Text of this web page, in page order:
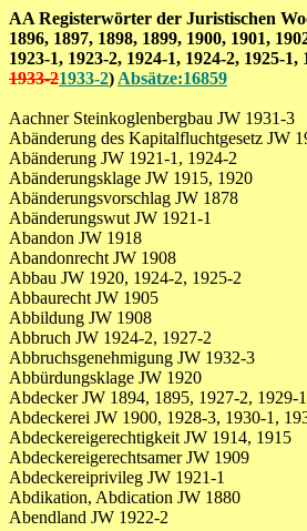
AA Registerwörter der Juristischen
1896, 1897, 1898, 1899, 1900, 1901,
1923-1, 1923-2, 1924-1, 1924-2, 1925-
1933-21933-2) Absätze:16859
Aachner Steinkoglenbergbau JW 1931-3
Abänderung des Kapitalfluchtgesetz JW
Abänderung JW 1921-1, 1924-2
Abänderungsklage JW 1915, 1920
Abänderungsvorschlag JW 1878
Abänderungswut JW 1921-1
Abandon JW 1918
Abandonrecht JW 1908
Abbau JW 1920, 1924-2, 1925-2
Abbaurecht JW 1905
Abbildung JW 1908
Abbruch JW 1924-2, 1927-2
Abbruchsgenehmigung JW 1932-3
Abbürdungsklage JW 1920
Abdecker JW 1894, 1895, 1927-2, 1929-1
Abdeckerei JW 1900, 1928-3, 1930-1,
Abdeckereigerechtigkeit JW 1914, 1915
Abdeckereigerechtsamer JW 1909
Abdeckereiprivileg JW 1921-1
Abdikation, Abdication JW 1880
Abendland JW 1922-2